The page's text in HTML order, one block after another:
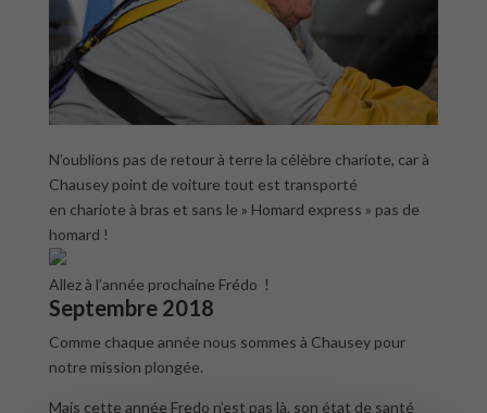
N’oublions pas de retour à terre la célèbre chariote, car à
Chausey point de voiture tout est transporté
en chariote à bras et sans le » Homard express » pas de
homard !
Allez à l’année prochaine Frédo !
Septembre 2018
Comme chaque année nous sommes à Chausey pour
notre mission plongée.
Mais cette année Fredo n’est pas là, son état de santé